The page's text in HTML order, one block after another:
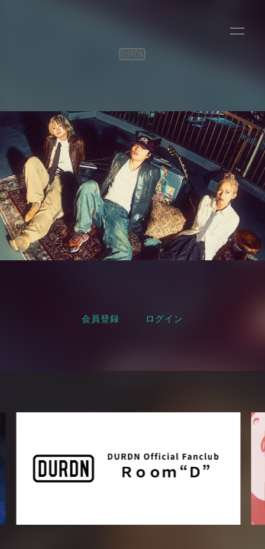
INFORMATION
VIDEO
DISCOGRAPHY
STORE
CONTACT
BLOG
PHOTO
会員登録 ログイン
会員登録 ログイン